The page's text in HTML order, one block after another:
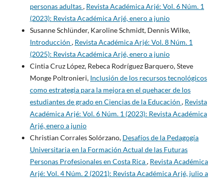
personas adultas, Revista Académica Arjé: Vol. 6 Núm. 1
(2023): Revista Académica Arjé, enero a junio
Susanne Schlünder, Karoline Schmidt, Dennis Wilke,
Introducción , Revista Académica Arjé: Vol. 8 Núm. 1
(2025): Revista Académica Arjé, enero a junio
Cintia Cruz López, Rebeca Rodríguez Barquero, Steve
Monge Poltronieri, Inclusión de los recursos tecnológicos
como estrategia para la mejora en el quehacer de los
estudiantes de grado en Ciencias de la Educación , Revista
Académica Arjé: Vol. 6 Núm. 1 (2023): Revista Académica
Arjé, enero a junio
Christian Corrales Solórzano, Desafíos de la Pedagogía
Universitaria en la Formación Actual de las Futuras
Personas Profesionales en Costa Rica, Revista Académica
Arjé: Vol. 4 Núm. 2 (2021): Revista Académica Arjé, julio a